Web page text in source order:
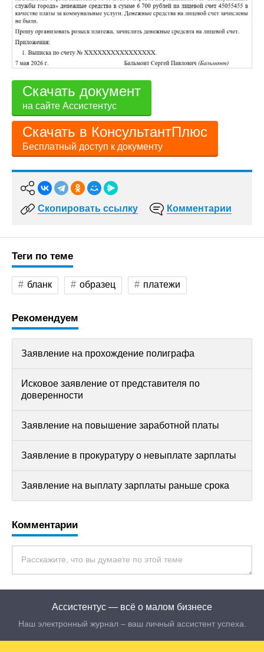
Скачать документ
на сайте Ассистентус
Скачать в КонсультантПлюс
Бесплатный доступ к документу
Скопировать ссылку Комментарии
Теги по теме
бланк образец платежи
Рекомендуем
Заявление на прохождение полиграфа
Исковое заявление от представителя по
доверенности
Заявление на повышение заработной платы
Заявление в прокуратуру о невыплате зарплаты
Заявление на выплату зарплаты раньше срока
Комментарии
Ассистентус — всё о малом бизнесе
Наш электронный журнал – ваш личный ассистент успеха.